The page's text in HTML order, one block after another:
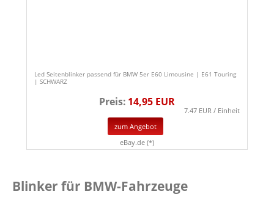
Led Seitenblinker passend für BMW 5er E60 Limousine | E61 Touring
| SCHWARZ
Preis: 14,95 EUR
7.47 EUR / Einheit
zum Angebot
eBay.de (*)
Blinker für BMW-Fahrzeuge